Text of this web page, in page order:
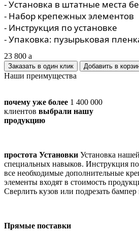
- Установка в штатные места
- Набор крепежных элементов
- Инструкция по установке
- Упаковка: пузырьковая
23 800 a
Заказать в один клик
Наши преимущества
почему уже более 1 400 000
клиентов выбрали нашу
продукцию
простота Установки Установка
специальных навыков. Инструкция по
все необходимые дополнительные
элементы входят в стоимость
Сверлить кузов или подрезать
Прямые поставки